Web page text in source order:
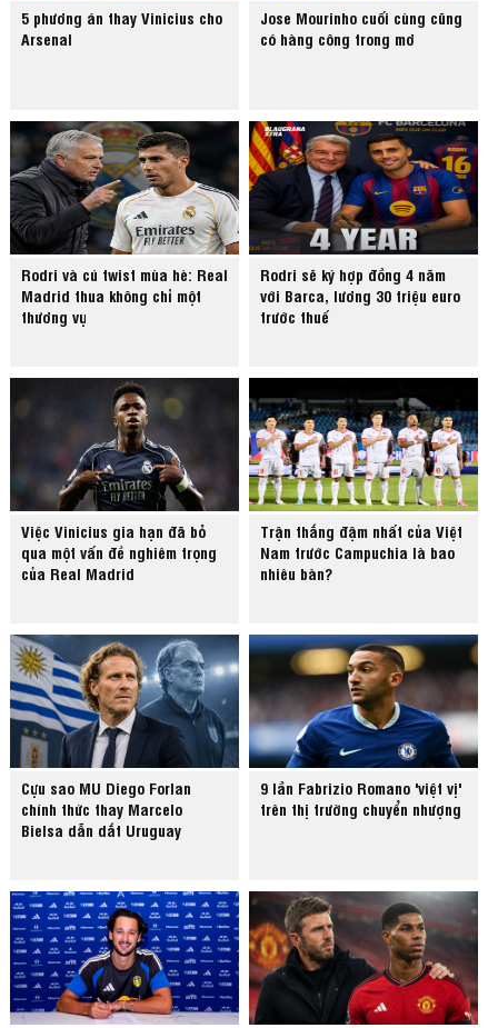
5 phương án thay Vinicius cho
Arsenal
Jose Mourinho cuối cùng cũng
có hàng công trong mơ
Rodri và cú twist mùa hè: Real
Madrid thua không chỉ một
thương vụ
Rodri sẽ ký hợp đồng 4 năm
với Barca, lương 30 triệu euro
trước thuế
Việc Vinicius gia hạn đã bỏ
qua một vấn đề nghiêm trọng
của Real Madrid
Trận thắng đậm nhất của Việt
Nam trước Campuchia là bao
nhiêu bàn?
Cựu sao MU Diego Forlan
chính thức thay Marcelo
Bielsa dẫn dắt Uruguay
9 lần Fabrizio Romano 'việt vị'
trên thị trường chuyển nhượng